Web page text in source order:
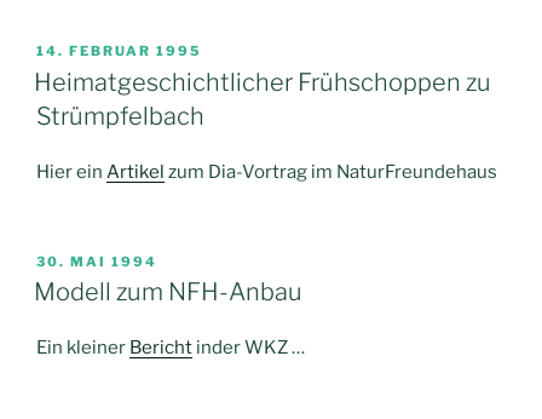
VERÖFFENTLICHT
AM
14. FEBRUAR 1995
Heimatgeschichtlicher Frühschoppen zu
Strümpfelbach
Hier ein Artikel zum Dia-Vortrag im NaturFreundehaus
VERÖFFENTLICHT
AM
30. MAI 1994
Modell zum NFH-Anbau
Ein kleiner Bericht inder WKZ …